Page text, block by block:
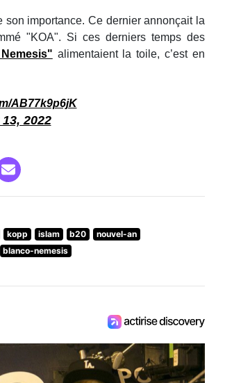
importance. Ce dernier annonçait la
"KOA". Si ces derniers temps des
alimentaient la toile, c’est en
AB77k9p6jK
2022
kopp islam b20
nouvel-an
blanco-nemesis